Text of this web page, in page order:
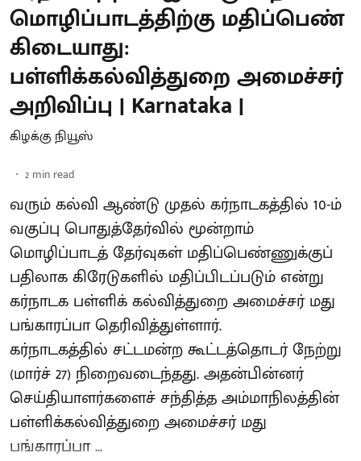
மொழிப்பாடத்திற்கு மதிப்பெண்
கிடையாது:
பள்ளிக்கல்வித்துறை அமைச்சர்
அறிவிப்பு | Karnataka |
கிழக்கு நியூஸ்
2 min read
வரும் கல்வி ஆண்டு முதல் கர்நாடகத்தில் 10-ம்
வகுப்பு பொதுத்தேர்வில் மூன்றாம்
மொழிப்பாடத் தேர்வுகள் மதிப்பெண்ணுக்குப்
பதிலாக கிரேடுகளில் மதிப்பிடப்படும் என்று
கர்நாடக பள்ளிக் கல்வித்துறை அமைச்சர் மது
பங்காரப்பா தெரிவித்துள்ளார்.
கர்நாடகத்தில் சட்டமன்ற கூட்டத்தொடர் நேற்று
(மார்ச் 27) நிறைவடைந்தது. அதன்பின்னர்
செய்தியாளர்களைச் சந்தித்த அம்மாநிலத்தின்
பள்ளிக்கல்வித்துறை அமைச்சர் மது
பங்காரப்பா ...